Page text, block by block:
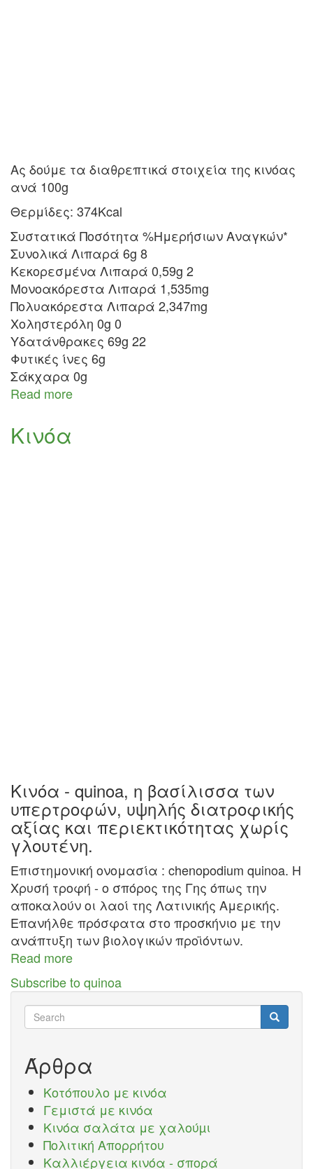
Ας δούμε τα διαθρεπτικά στοιχεία της κινόας
ανά 100g
Θερμίδες: 374Kcal
Συστατικά Ποσότητα %Ημερήσιων Αναγκών*
Συνολικά Λιπαρά 6g 8
Κεκορεσμένα Λιπαρά 0,59g 2
Μονοακόρεστα Λιπαρά 1,535mg
Πολυακόρεστα Λιπαρά 2,347mg
Χοληστερόλη 0g 0
Υδατάνθρακες 69g 22
Φυτικές ίνες 6g
Σάκχαρα 0g
Read more
Κινόα
Κινόα - quinoa, η βασίλισσα των
υπερτροφών, υψηλής διατροφικής
αξίας και περιεκτικότητας χωρίς
γλουτένη.
Επιστημονική ονομασία : chenopodium quinoa. Η
Χρυσή τροφή - ο σπόρος της Γης όπως την
αποκαλούν οι λαοί της Λατινικής Αμερικής.
Επανήλθε πρόσφατα στο προσκήνιο με την
ανάπτυξη των βιολογικών προϊόντων.
Read more
Κινόα
Subscribe to quinoa
Search
Search Search
Άρθρα
Κοτόπουλο με κινόα
Γεμιστά με κινόα
Κινόα σαλάτα με χαλούµι
Πολιτική Απορρήτου
Καλλιέργεια κινόα - σπορά